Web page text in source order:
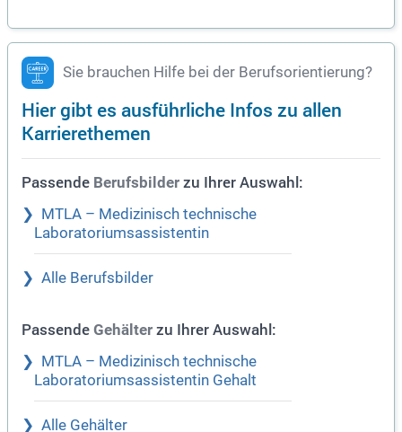
Sie brauchen Hilfe bei der Berufsorientierung?
Hier gibt es ausführliche Infos zu allen
Karrierethemen
Passende Berufsbilder zu Ihrer Auswahl:
MTLA – Medizinisch technische
Laboratoriumsassistentin
Alle Berufsbilder
Passende Gehälter zu Ihrer Auswahl:
MTLA – Medizinisch technische
Laboratoriumsassistentin Gehalt
Alle Gehälter